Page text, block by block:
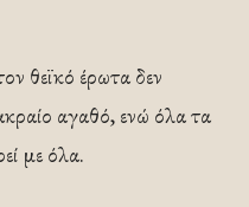
θεϊκό έρωτα δεν
αγαθό, ενώ όλα τα
με όλα.